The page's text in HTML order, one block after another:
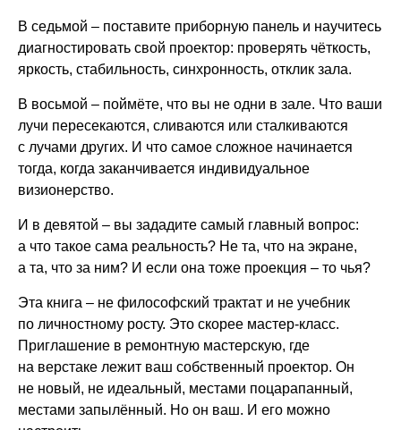
В седьмой – поставите приборную панель и научитесь
диагностировать свой проектор: проверять чёткость,
яркость, стабильность, синхронность, отклик зала.
В восьмой – поймёте, что вы не одни в зале. Что ваши
лучи пересекаются, сливаются или сталкиваются
с лучами других. И что самое сложное начинается
тогда, когда заканчивается индивидуальное
визионерство.
И в девятой – вы зададите самый главный вопрос:
а что такое сама реальность? Не та, что на экране,
а та, что за ним? И если она тоже проекция – то чья?
Эта книга – не философский трактат и не учебник
по личностному росту. Это скорее мастер-класс.
Приглашение в ремонтную мастерскую, где
на верстаке лежит ваш собственный проектор. Он
не новый, не идеальный, местами поцарапанный,
местами запылённый. Но он ваш. И его можно